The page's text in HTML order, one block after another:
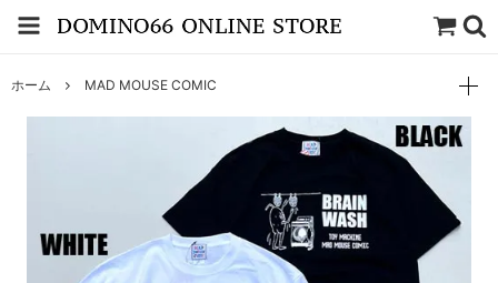
ホーム MAD MOUSE COMIC